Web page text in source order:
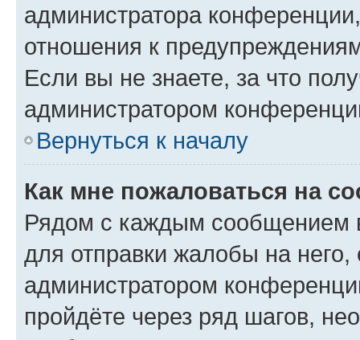
администратора
отношения к
Если вы не знаете, за что
администратором
Вернуться к началу
Как мне пожаловаться на
Рядом с каждым сообщением
для отправки жалобы на
администратором
пройдёте через ряд шагов,